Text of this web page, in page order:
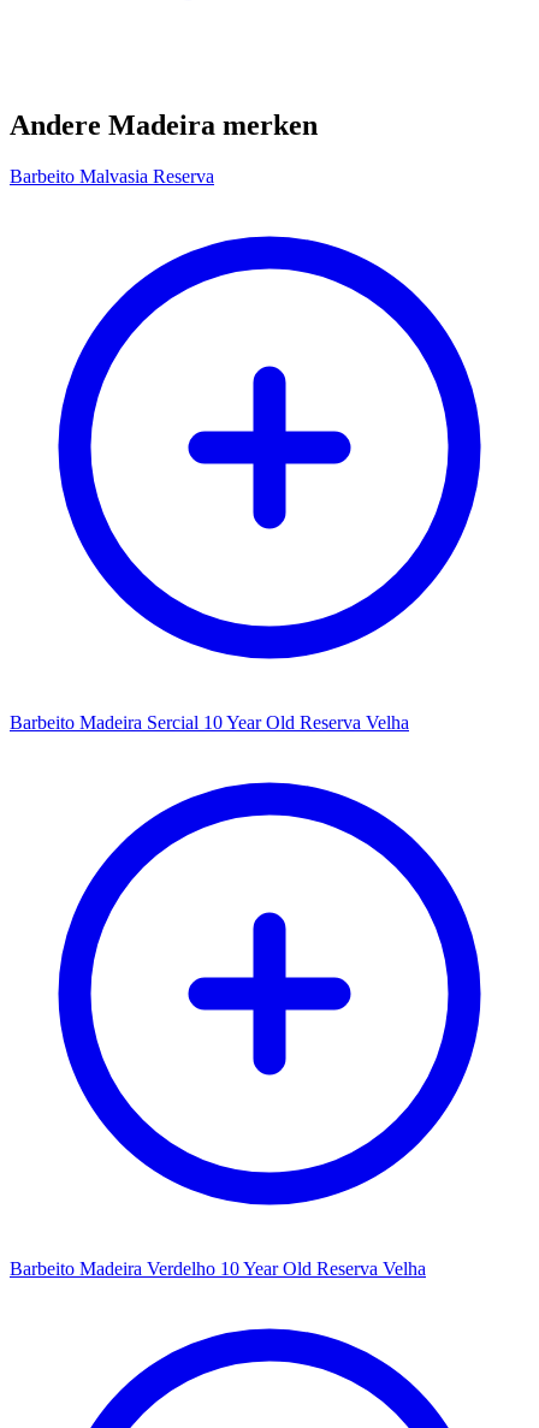
Andere Madeira merken
Barbeito Malvasia Reserva
Barbeito Madeira Sercial 10 Year Old Reserva Velha
Barbeito Madeira Verdelho 10 Year Old Reserva Velha